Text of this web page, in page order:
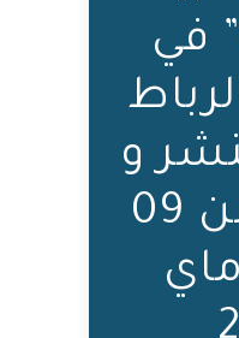
في
و
الكتاب من 09
إلى 19 ماي